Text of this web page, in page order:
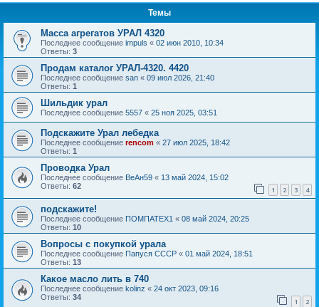
Темы
Масса агрегатов УРАЛ 4320
Последнее сообщение impuls « 02 июн 2010, 10:34
Ответы: 3
Продам каталог УРАЛ-4320. 4420
Последнее сообщение san « 09 июл 2026, 21:40
Ответы: 1
Шильдик урал
Последнее сообщение 5557 « 25 ноя 2025, 03:51
Подскажите Урал лебедка
Последнее сообщение rencom « 27 июл 2025, 18:42
Ответы: 1
Проводка Урал
Последнее сообщение ВеАн59 « 13 май 2024, 15:02
Ответы: 62 1 2 3 4
подскажите!
Последнее сообщение ПОМПАТЕХ1 « 08 май 2024, 20:25
Ответы: 10
Вопросы с покупкой урала
Последнее сообщение Папуся СССР « 01 май 2024, 18:51
Ответы: 13
Какое масло лить в 740
Последнее сообщение kolinz « 24 окт 2023, 09:16
Ответы: 34 1 2